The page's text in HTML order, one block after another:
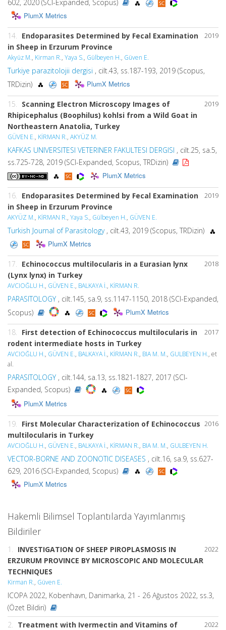
602, 2020 (SCI-Expanded, Scopus)
PlumX Metrics
2019
14.
Endoparasites Determined by Fecal Examination
in Sheep in Erzurum Province
Akyüz M., Kirman R., Yaya S., Gülbeyen H., Güven E.
Turkiye parazitolojii dergisi , cilt.43, ss.187-193, 2019 (Scopus,
TRDizin)
PlumX Metrics
2019
15.
Scanning Electron Microscopy Images of
Rhipicephalus (Boophilus) kohlsi from a Wild Goat in
Northeastern Anatolia, Turkey
GÜVEN E., KİRMAN R., AKYÜZ M.
KAFKAS UNIVERSITESI VETERINER FAKULTESI DERGISI , cilt.25, sa.5,
ss.725-728, 2019 (SCI-Expanded, Scopus, TRDizin)
PlumX Metrics
2019
16.
Endoparasites Determined by Fecal Examination
in Sheep in Erzurum Province
AKYÜZ M., KİRMAN R., Yaya S., Gülbeyen H., GÜVEN E.
Turkish Journal of Parasitology, cilt.43, 2019 (Scopus, TRDizin)
PlumX Metrics
2018
17.
Echinococcus multilocularis in a Eurasian lynx
(Lynx lynx) in Turkey
AVCIOĞLU H., GÜVEN E., BALKAYA İ., KİRMAN R.
PARASITOLOGY , cilt.145, sa.9, ss.1147-1150, 2018 (SCI-Expanded,
Scopus)
PlumX Metrics
2017
18.
First detection of Echinococcus multilocularis in
rodent intermediate hosts in Turkey
AVCIOĞLU H., GÜVEN E., BALKAYA İ., KİRMAN R., BIA M. M., GULBEYEN H., et
al.
PARASITOLOGY , cilt.144, sa.13, ss.1821-1827, 2017 (SCI-
Expanded, Scopus)
PlumX Metrics
2016
19.
First Molecular Characterization of Echinococcus
multilocularis in Turkey
AVCIOĞLU H., GÜVEN E., BALKAYA İ., KİRMAN R., BIA M. M., GULBEYEN H.
VECTOR-BORNE AND ZOONOTIC DISEASES , cilt.16, sa.9, ss.627-
629, 2016 (SCI-Expanded, Scopus)
PlumX Metrics
Hakemli Bilimsel Toplantılarda Yayımlanmış
Bildiriler
2022
1.
INVESTIGATION OF SHEEP PIROPLASMOSIS IN
ERZURUM PROVINCE BY MICROSCOPIC AND MOLECULAR
TECHNIQUES
Kirman R., Güven E.
ICOPA 2022, Kobenhavn, Danimarka, 21 - 26 Ağustos 2022, ss.3,
(Özet Bildiri)
2022
2.
Treatment with Ivermectin and Vitamins of